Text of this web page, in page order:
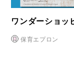
ワンダーショ
保育エプロン